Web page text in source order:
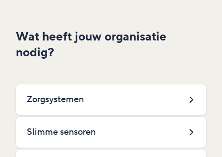
Wat heeft jouw organisatie
nodig?
Zorgsystemen
Slimme sensoren